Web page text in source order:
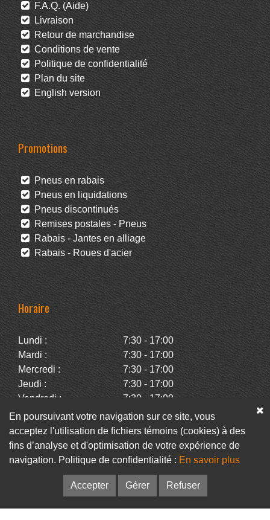
F.A.Q. (Aide)
Livraison
Retour de marchandise
Conditions de vente
Politique de confidentialité
Plan du site
English version
Promotions
Pneus en rabais
Pneus en liquidations
Pneus discontinués
Remises postales - Pneus
Rabais - Jantes en alliage
Rabais - Roues d'acier
Horaire
Lundi :
7:30 - 17:00
Mardi :
7:30 - 17:00
Mercredi :
7:30 - 17:00
Jeudi :
7:30 - 17:00
Vendredi :
7:30 - 17:00
Samedi :
Fermé
Dimanche :
Fermé
Facebook Infolettre
© Pneus Paquet /Pneus St-Hubert • Web :Option PME
En poursuivant votre navigation sur ce site, vous
acceptez l'utilisation de fichiers témoins (cookies) à des
fins d’analyse et d'optimisation de votre expérience de
navigation. Politique de confidentialité : En savoir plus
Accepter Gérer Refuser